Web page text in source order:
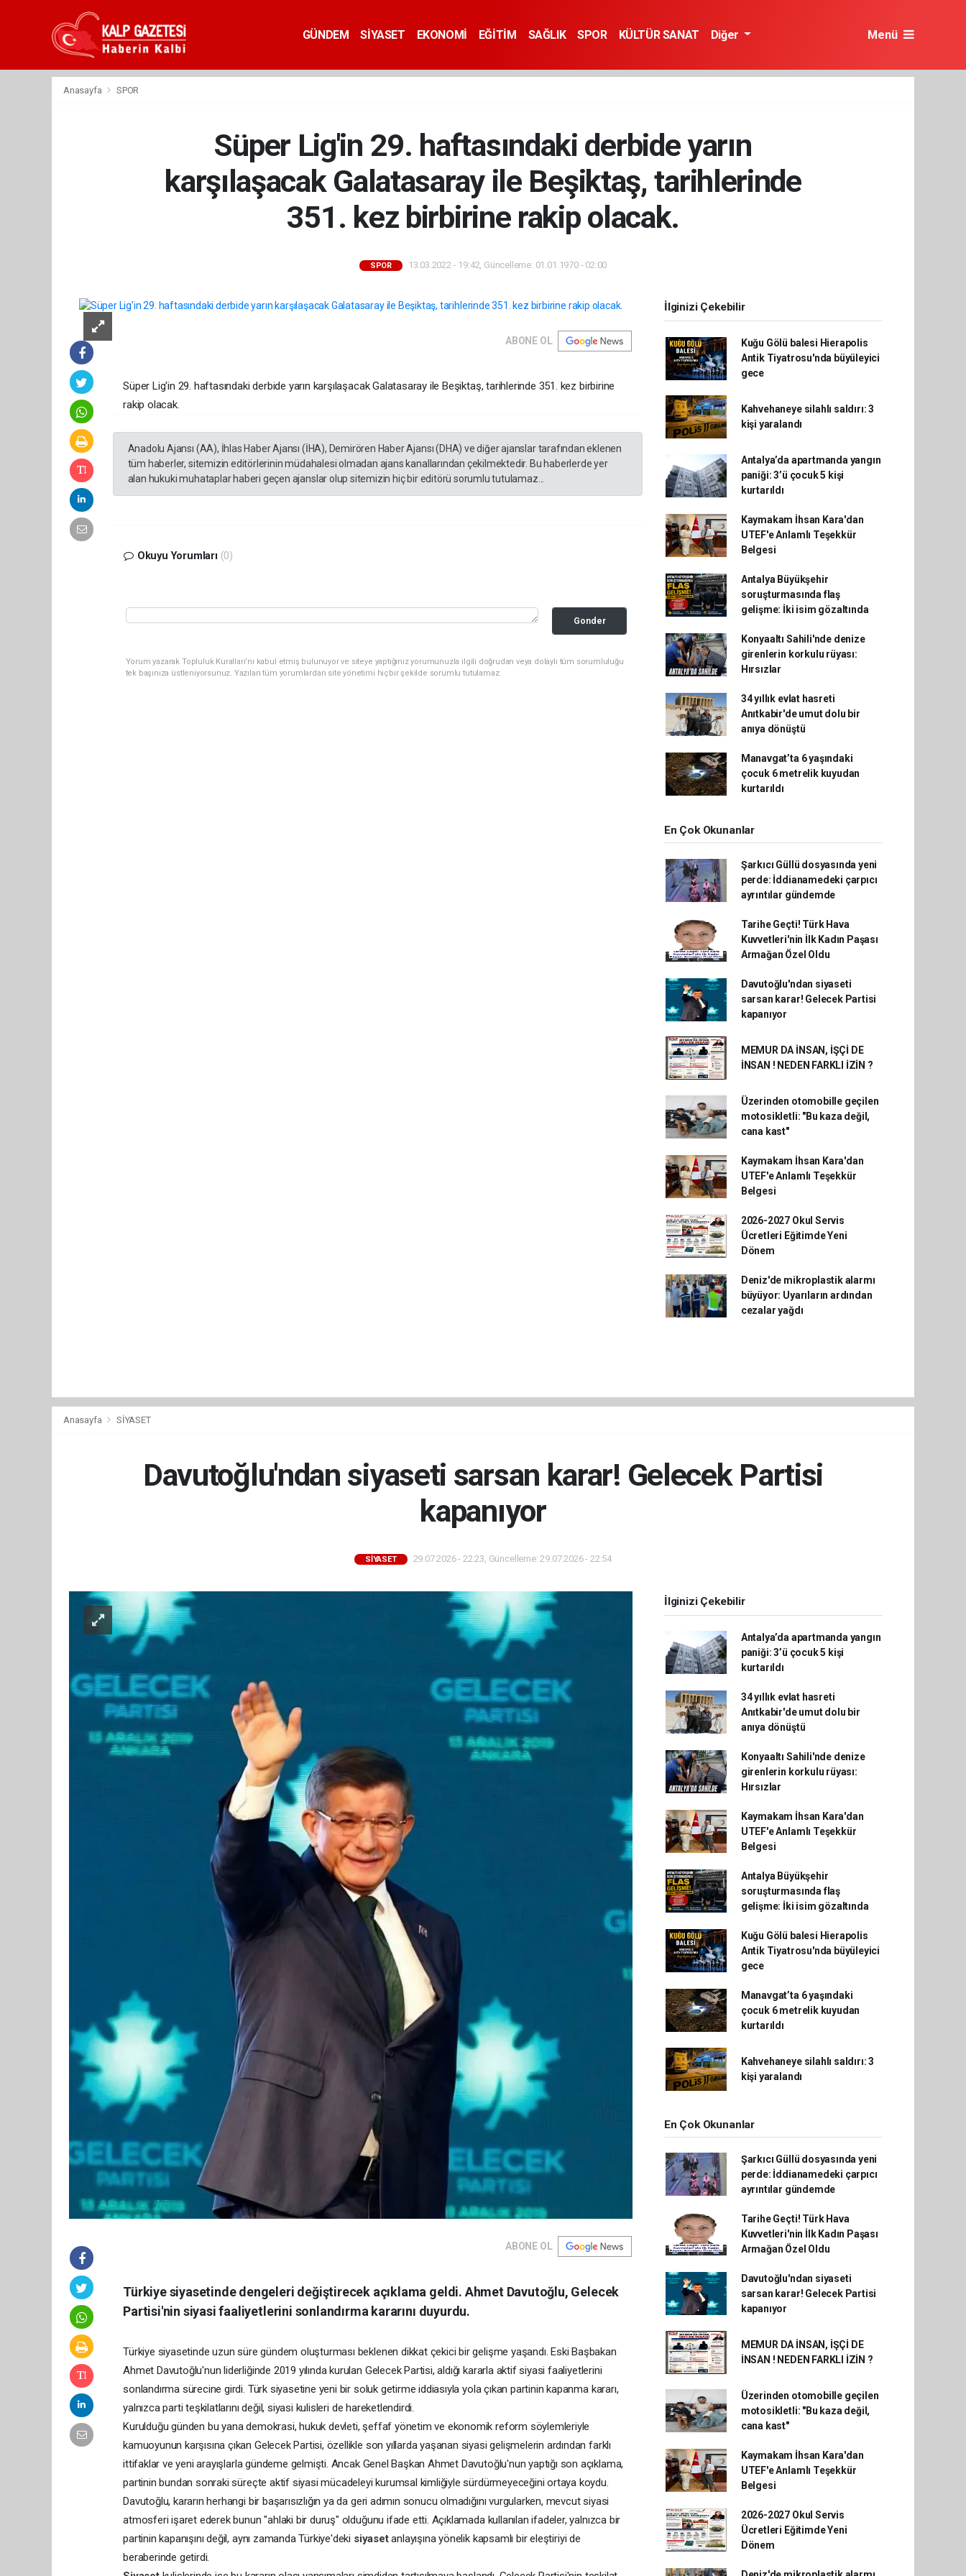
GÜNDEM SİYASET EKONOMİ EĞİTİM SAĞLIK SPOR KÜLTÜR SANAT Diğer Menü
Anasayfa SPOR
Süper Lig'in 29. haftasındaki derbide yarın
karşılaşacak Galatasaray ile Beşiktaş, tarihlerinde
351. kez birbirine rakip olacak.
SPOR 13.03.2022 - 19:42, Güncelleme: 01.01.1970 - 02:00
ABONE OL
Süper Lig'in 29. haftasındaki derbide yarın karşılaşacak Galatasaray ile Beşiktaş, tarihlerinde 351. kez birbirine
rakip olacak.
Anadolu Ajansı (AA), İhlas Haber Ajansı (İHA), Demirören Haber Ajansı (DHA) ve diğer ajanslar tarafından eklenen
tüm haberler, sitemizin editörlerinin müdahalesi olmadan ajans kanallarından çekilmektedir. Bu haberlerde yer
alan hukuki muhataplar haberi geçen ajanslar olup sitemizin hiç bir editörü sorumlu tutulamaz...
Okuyu Yorumları (0)
Gonder
Yorum yazarak Topluluk Kuralları’nı kabul etmiş bulunuyor ve siteye yaptığınız yorumunuzla ilgili doğrudan veya dolaylı tüm sorumluluğu
tek başınıza üstleniyorsunuz. Yazılan tüm yorumlardan site yönetimi hiçbir şekilde sorumlu tutulamaz.
İlginizi Çekebilir
Kuğu Gölü balesi Hierapolis
Antik Tiyatrosu'nda büyüleyici
gece
Kahvehaneye silahlı saldırı: 3
kişi yaralandı
Antalya’da apartmanda yangın
paniği: 3’ü çocuk 5 kişi
kurtarıldı
Kaymakam İhsan Kara'dan
UTEF'e Anlamlı Teşekkür
Belgesi
Antalya Büyükşehir
soruşturmasında flaş
gelişme: İki isim gözaltında
Konyaaltı Sahili'nde denize
girenlerin korkulu rüyası:
Hırsızlar
34 yıllık evlat hasreti
Anıtkabir'de umut dolu bir
anıya dönüştü
Manavgat’ta 6 yaşındaki
çocuk 6 metrelik kuyudan
kurtarıldı
En Çok Okunanlar
Şarkıcı Güllü dosyasında yeni
perde: İddianamedeki çarpıcı
ayrıntılar gündemde
Tarihe Geçti! Türk Hava
Kuvvetleri'nin İlk Kadın Paşası
Armağan Özel Oldu
Davutoğlu'ndan siyaseti
sarsan karar! Gelecek Partisi
kapanıyor
MEMUR DA İNSAN, İŞÇİ DE
İNSAN ! NEDEN FARKLI İZİN ?
Üzerinden otomobille geçilen
motosikletli: "Bu kaza değil,
cana kast"
Kaymakam İhsan Kara'dan
UTEF'e Anlamlı Teşekkür
Belgesi
2026-2027 Okul Servis
Ücretleri Eğitimde Yeni
Dönem
Deniz'de mikroplastik alarmı
büyüyor: Uyarıların ardından
cezalar yağdı
Anasayfa SİYASET
Davutoğlu'ndan siyaseti sarsan karar! Gelecek Partisi
kapanıyor
SİYASET 29.07.2026 - 22:23, Güncelleme: 29.07.2026 - 22:54
ABONE OL
Türkiye siyasetinde dengeleri değiştirecek açıklama geldi. Ahmet Davutoğlu, Gelecek
Partisi'nin siyasi faaliyetlerini sonlandırma kararını duyurdu.
Türkiye siyasetinde uzun süre gündem oluşturması beklenen dikkat çekici bir gelişme yaşandı. Eski Başbakan
Ahmet Davutoğlu'nun liderliğinde 2019 yılında kurulan Gelecek Partisi, aldığı kararla aktif siyasi faaliyetlerini
sonlandırma sürecine girdi. Türk siyasetine yeni bir soluk getirme iddiasıyla yola çıkan partinin kapanma kararı,
yalnızca parti teşkilatlarını değil, siyasi kulisleri de hareketlendirdi.
Kurulduğu günden bu yana demokrasi, hukuk devleti, şeffaf yönetim ve ekonomik reform söylemleriyle
kamuoyunun karşısına çıkan Gelecek Partisi, özellikle son yıllarda yaşanan siyasi gelişmelerin ardından farklı
ittifaklar ve yeni arayışlarla gündeme gelmişti. Ancak Genel Başkan Ahmet Davutoğlu'nun yaptığı son açıklama,
partinin bundan sonraki süreçte aktif siyasi mücadeleyi kurumsal kimliğiyle sürdürmeyeceğini ortaya koydu.
Davutoğlu, kararın herhangi bir başarısızlığın ya da geri adımın sonucu olmadığını vurgularken, mevcut siyasi
atmosferi işaret ederek bunun "ahlaki bir duruş" olduğunu ifade etti. Açıklamada kullanılan ifadeler, yalnızca bir
partinin kapanışını değil, aynı zamanda Türkiye'deki siyasetanlayışına yönelik kapsamlı bir eleştiriyi de
beraberinde getirdi.
İlginizi Çekebilir
Antalya’da apartmanda yangın
paniği: 3’ü çocuk 5 kişi
kurtarıldı
34 yıllık evlat hasreti
Anıtkabir'de umut dolu bir
anıya dönüştü
Konyaaltı Sahili'nde denize
girenlerin korkulu rüyası:
Hırsızlar
Kaymakam İhsan Kara'dan
UTEF'e Anlamlı Teşekkür
Belgesi
Antalya Büyükşehir
soruşturmasında flaş
gelişme: İki isim gözaltında
Kuğu Gölü balesi Hierapolis
Antik Tiyatrosu'nda büyüleyici
gece
Manavgat’ta 6 yaşındaki
çocuk 6 metrelik kuyudan
kurtarıldı
Kahvehaneye silahlı saldırı: 3
kişi yaralandı
En Çok Okunanlar
Şarkıcı Güllü dosyasında yeni
perde: İddianamedeki çarpıcı
ayrıntılar gündemde
Tarihe Geçti! Türk Hava
Kuvvetleri'nin İlk Kadın Paşası
Armağan Özel Oldu
Davutoğlu'ndan siyaseti
sarsan karar! Gelecek Partisi
kapanıyor
MEMUR DA İNSAN, İŞÇİ DE
İNSAN ! NEDEN FARKLI İZİN ?
Üzerinden otomobille geçilen
motosikletli: "Bu kaza değil,
cana kast"
Kaymakam İhsan Kara'dan
UTEF'e Anlamlı Teşekkür
Belgesi
2026-2027 Okul Servis
Ücretleri Eğitimde Yeni
Dönem